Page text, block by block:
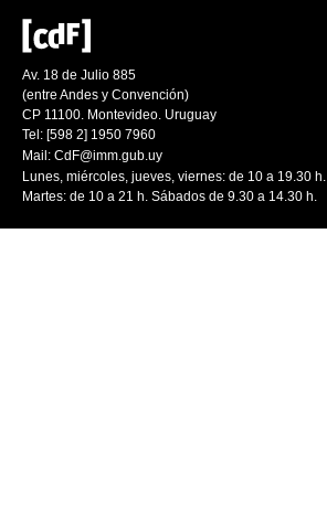
Av. 18 de Julio 885
(entre Andes y Convención)
CP 11100. Montevideo. Uruguay
Tel: [598 2] 1950 7960
Mail: CdF@imm.gub.uy
Lunes, miércoles, jueves, viernes: de 10 a 19.30 h.
Martes: de 10 a 21 h. Sábados de 9.30 a 14.30 h.